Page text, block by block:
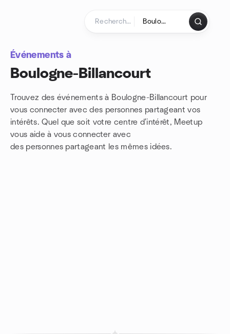
Événements à
Boulogne-Billancourt
Trouvez des événements à Boulogne-Billancourt pour
vous connecter avec des personnes partageant vos
intérêts. Quel que soit votre centre d'intérêt, Meetup
vous aide à vous connecter avec
des personnes partageant les mêmes idées.